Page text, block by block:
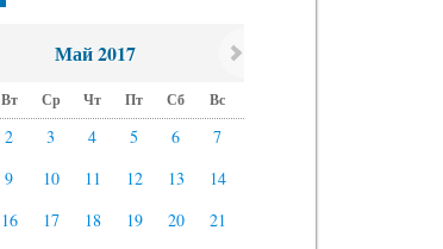
Май 2017
Вт Ср Чт Пт Сб Вс
2 3 4 5 6
7
9 10 11 12 13
14
16 17 18 19 20
21